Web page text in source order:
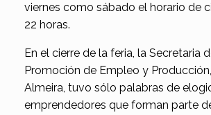
viernes como sábado el horario de
22 horas.
En el cierre de la feria, la Secretaria
Promoción de Empleo y
Almeira, tuvo sólo palabras de
emprendedores que forman parte